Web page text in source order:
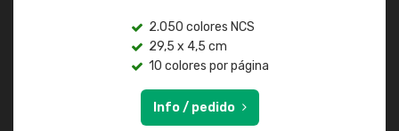
2.050 colores NCS
29,5 x 4,5 cm
10 colores por página
Info / pedido